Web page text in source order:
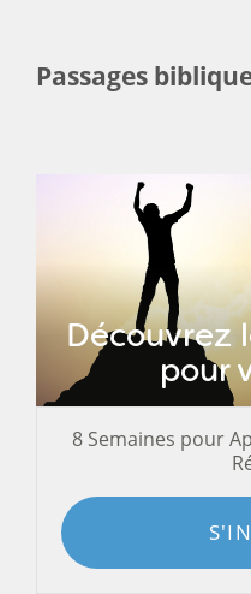
Passages
Découvrez
pour
8 Semaines pour